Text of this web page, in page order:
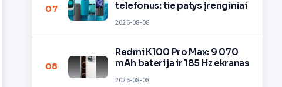
07
telefonus: tie patys įrenginiai
2026-08-08
08
Redmi K100 Pro Max: 9 070
mAh baterija ir 185 Hz ekranas
2026-08-08